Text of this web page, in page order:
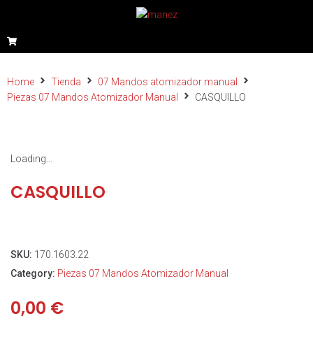
Home Tienda
07 Mandos atomizador manual
Piezas 07 Mandos Atomizador Manual
CASQUILLO
Loading...
CASQUILLO
SKU: 170.1603.22
Category: Piezas 07 Mandos Atomizador Manual
0,00 €